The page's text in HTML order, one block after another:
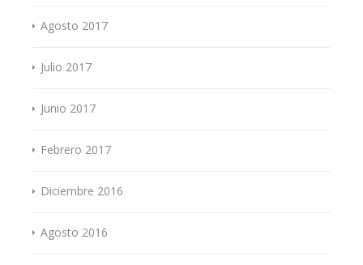
Agosto 2017
Julio 2017
Junio 2017
Febrero 2017
Diciembre 2016
Agosto 2016